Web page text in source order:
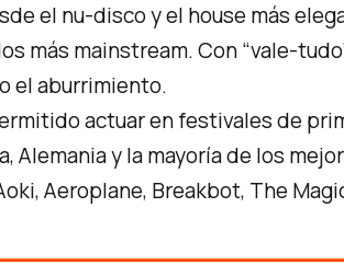
el nu-disco y el house más
más mainstream. Con “vale-
el aburrimiento.
actuar en festivales de
Alemania y la mayoría de los
Aeroplane, Breakbot, The